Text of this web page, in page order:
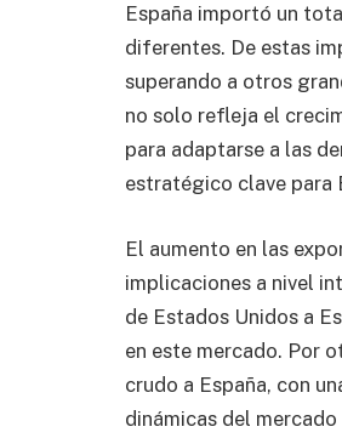
España importó un
diferentes. De estas
superando a otros
no solo refleja el
para adaptarse a las
estratégico clave para
El aumento en las
implicaciones a nivel
de Estados Unidos a
en este mercado. Por
crudo a España, con
dinámicas del